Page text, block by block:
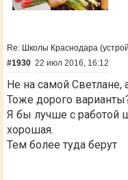
Re: Школы Краснодара
#1930 22 июл 2016, 16:12
Не на самой
Тоже дорого
Я бы лучше с работой
хорошая.
Тем более туда берут